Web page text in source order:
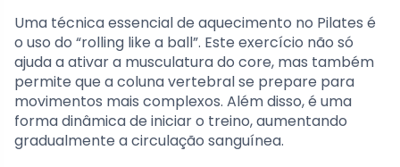
Uma técnica essencial de aquecimento no Pilates é
o uso do “rolling like a ball”. Este exercício não só
ajuda a ativar a musculatura do core, mas também
permite que a coluna vertebral se prepare para
movimentos mais complexos. Além disso, é uma
forma dinâmica de iniciar o treino, aumentando
gradualmente a circulação sanguínea.